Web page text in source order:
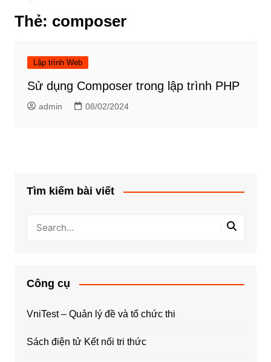
Thẻ: composer
Lập trình Web
Sử dụng Composer trong lập trình PHP
admin 08/02/2024
Tìm kiếm bài viết
Công cụ
VniTest – Quản lý đề và tổ chức thi
Sách điện tử Kết nối tri thức